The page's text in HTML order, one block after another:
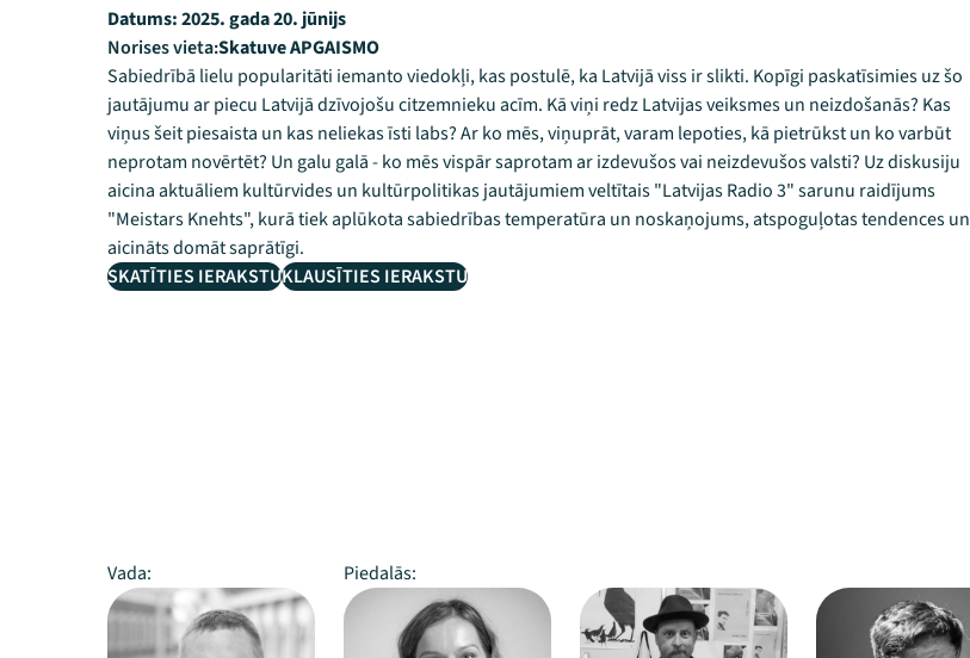
Datums:2025. gada 20. jūnijs
Norises vieta:Skatuve APGAISMO
Sabiedrībā lielu popularitāti iemanto viedokļi, kas postulē, ka Latvijā viss ir slikti. Kopīgi paskatīsimies uz šo
jautājumu ar piecu Latvijā dzīvojošu citzemnieku acīm. Kā viņi redz Latvijas veiksmes un neizdošanās? Kas
viņus šeit piesaista un kas neliekas īsti labs? Ar ko mēs, viņuprāt, varam lepoties, kā pietrūkst un ko varbūt
neprotam novērtēt? Un galu galā - ko mēs vispār saprotam ar izdevušos vai neizdevušos valsti? Uz diskusiju
aicina aktuāliem kultūrvides un kultūrpolitikas jautājumiem veltītais "Latvijas Radio 3" sarunu raidījums
"Meistars Knehts", kurā tiek aplūkota sabiedrības temperatūra un noskaņojums, atspoguļotas tendences un
aicināts domāt saprātīgi.
SKATĪTIES IERAKSTUKLAUSĪTIES IERAKSTU
Vada:
Piedalās: